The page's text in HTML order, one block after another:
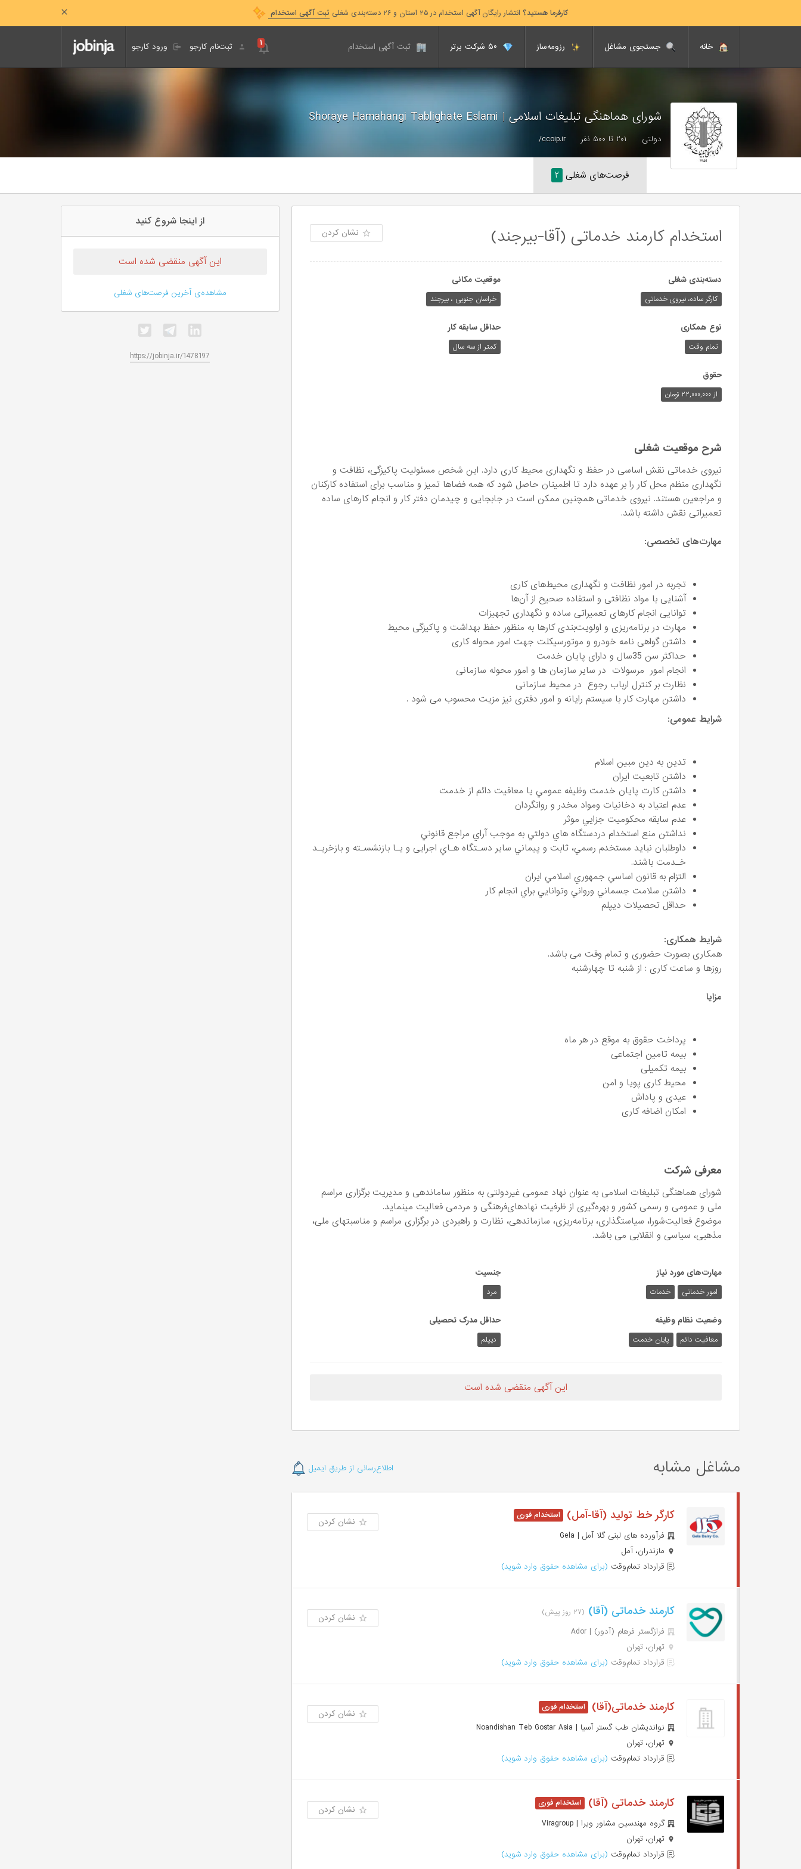
کارفرما هستید؟ انتشار رایگان آگهی استخدام در ۲۵ استان و ۲۶ دسته‌بندی شغلی ثبت آگهی استخدام
خانه جستجوی مشاغل رزومه‌ساز ثبت آگهی استخدام ورود کارجو ثبت‌نام کارجو ۱
شورای هماهنگی تبلیغات اسلامی |
دولتی ۲۰۱ تا ۵۰۰ نفر ccoip.ir/
فرصت‌های شغلی ۲
استخدام کارمند خدماتی (آقا-بیرجند) نشان کردن
دسته‌بندی شغلی
کارگر ساده، نیروی خدماتی
موقعیت مکانی
خراسان جنوبی ، بیرجند
نوع همکاری
تمام وقت
حداقل سابقه کار
کمتر از سه سال
حقوق
از ۲۲,۰۰۰,۰۰۰ تومان
شرح موقعیت شغلی
نیروی خدماتی نقش اساسی در حفظ و نگهداری محیط کاری دارد. این شخص مسئولیت پاکیزگی، نظافت و
نگهداری منظم محل کار را بر عهده دارد تا اطمینان حاصل شود که همه فضاها تمیز و مناسب برای استفاده کارکنان
و مراجعین هستند. نیروی خدماتی همچنین ممکن است در جابجایی و چیدمان دفتر کار و انجام کارهای ساده
تعمیراتی نقش داشته باشد.
مهارت‌های تخصصی:
تجربه در امور نظافت و نگهداری محیط‌های کاری
آشنایی با مواد نظافتی و استفاده صحیح از آن‌ها
توانایی انجام کارهای تعمیراتی ساده و نگهداری تجهیزات
مهارت در برنامه‌ریزی و اولویت‌بندی کارها به منظور حفظ بهداشت و پاکیزگی محیط
داشتن گواهی نامه خودرو و موتورسیکلت جهت امور محوله کاری
حداکثر سن 35سال و دارای پایان خدمت
انجام امور مرسولات در سایر سازمان ها و امور محوله سازمانی
نظارت بر کنترل ارباب رجوع در محیط سازمانی
داشتن مهارت کار با سیستم رایانه و امور دفتری نیز مزیت محسوب می شود .
شرایط عمومی:
تدين به دين مبين اسلام
داشتن تابعيت ايران
داشتن كارت پايان خدمت وظيفه عمومي يا معافيت دائم از خدمت
عدم اعتياد به دخانيات ومواد مخدر و روانگردان
عدم سابقه محكوميت جزايي موثر
نداشتن منع استخدام دردستگاه هاي دولتي به موجب آراي مراجع قانوني
داوطلبان نبايد مستخدم رسمي، ثابت و پيماني ساير دسـتگاه هـاي اجرایی و يـا بازنشسـته و بازخريـد
خـدمت باشند.
التزام به قانون اساسي جمهوري اسلامي ايران
داشتن سلامت جسماني ورواني وتوانايي براي انجام كار
حداقل تحصیلات دیپلم
شرایط همکاری:
همکاری بصورت حضوری و تمام وقت می باشد.
روزها و ساعت کاری : از شنبه تا چهارشنبه
مزایا
پرداخت حقوق به موقع در هر ماه
بیمه تامین اجتماعی
بیمه تکمیلی
محیط کاری پویا و امن
عیدی و پاداش
امکان اضافه کاری
معرفی شرکت
شورای هماهنگی تبلیغات اسلامی به عنوان نهاد عمومی غیردولتی به منظور ساماندهی و مدیریت برگزاری مراسم
ملی و عمومی و رسمی کشور و بهره‌گیری از ظرفیت نهادهای‌فرهنگی و مردمی فعالیت مینماید.
موضوع فعالیت‌شورا، سیاستگذاری، برنامه‌ریزی، سازماندهی، نظارت و راهبردی در برگزاری مراسم و مناسبتهای ملی،
مذهبی، سیاسی و انقلابی می باشد.
مهارت‌های مورد نیاز
امور خدماتی خدمات
جنسیت
مرد
وضعیت نظام وظیفه
معافیت دائم پایان خدمت
حداقل مدرک تحصیلی
دیپلم
این آگهی منقضی شده است
مشاغل مشابه اطلاع‌رسانی از طریق ایمیل
کارگر خط تولید (آقا-آمل)
فرآورده های لبنی گلا آمل | Gela
مازندران، آمل
قرارداد تمام‌وقت (برای مشاهده حقوق وارد شوید)
نشان کردن
کارمند خدماتی (آقا) (۲۷ روز پیش)
فرازگستر فرهام (آدور) | Ador
تهران، تهران
قرارداد تمام‌وقت (برای مشاهده حقوق وارد شوید)
نشان کردن
کارمند خدماتی(آقا)
نواندیشان طب گستر آسیا | Noandishan Teb Gostar Asia
تهران، تهران
قرارداد تمام‌وقت (برای مشاهده حقوق وارد شوید)
نشان کردن
کارمند خدماتی (آقا)
گروه مهندسین مشاور ویرا | Viragroup
تهران، تهران
قرارداد تمام‌وقت (برای مشاهده حقوق وارد شوید)
نشان کردن
از اینجا شروع کنید
این آگهی منقضی شده است
مشاهده‌ی آخرین فرصت‌های شغلی
https://jobinja.ir/1478197